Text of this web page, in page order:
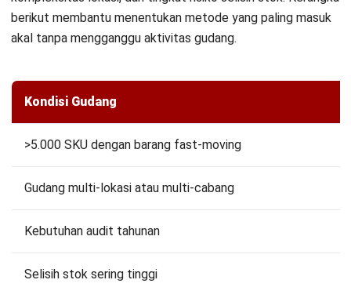
inventori yang terintegrasi untuk kontrol penuh atas aset
konsultasi gratisuntuk
menemukan solusi terbaik bagi kebutuhan gudang Anda.
Pertanyaan Seputar Analisis Data
Penjualan
Apa Perbedaan Stock Opname Dan
Stock Taking?
Berapa Sering Stock Opname Harus
Dilakukan?